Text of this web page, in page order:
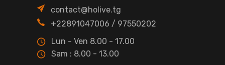
contact@holive.tg
+22891047006 / 97550202
Lun - Ven 8.00 - 17.00
Sam : 8.00 - 13.00